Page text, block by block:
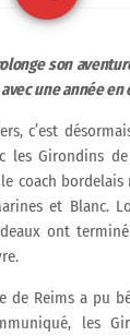
son
une année en
c’est
les Girondins
coach bordelais
et Blanc.
ont
de Reims a pu
les